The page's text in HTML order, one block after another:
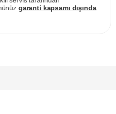
garanti kapsamı dışında